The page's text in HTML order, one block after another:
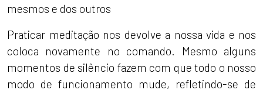
mesmos e dos outros
Praticar meditação nos devolve a nossa vida e nos
coloca novamente no comando. Mesmo alguns
momentos de silêncio fazem com que todo o nosso
modo de funcionamento mude, refletindo-se de